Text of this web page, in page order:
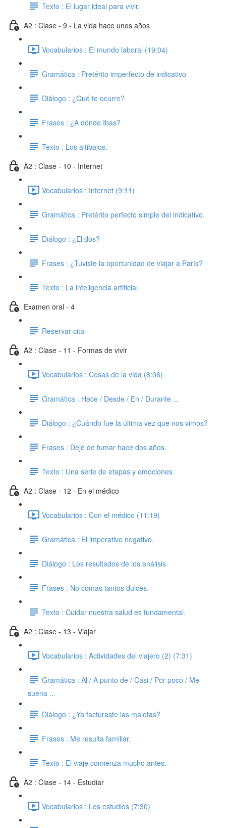
Texto : El lugar ideal para vivir.
A2 : Clase - 9 - La vida hace unos años
Vocabularios : El mundo laboral (19:04)
Gramática : Pretérito imperfecto de indicativo
Diálogo : ¿Qué te ocurre?
Frases : ¿A dónde Ibas?
Texto : Los altibajos.
A2 : Clase - 10 - Internet
Vocabularios : Internet (9:11)
Gramática : Pretérito perfecto simple del indicativo.
Diálogo : ¿El dos?
Frases : ¿Tuviste la oportunidad de viajar a París?
Texto : La inteligencia artificial.
Examen oral - 4
Reservar cita
A2 : Clase - 11 - Formas de vivir
Vocabularios : Cosas de la vida (8:06)
Gramática : Hace / Desde / En / Durante ...
Diálogo : ¿Cuándo fue la última vez que nos vimos?
Frases : Dejé de fumar hace dos años.
Texto : Una serie de etapas y emociones.
A2 : Clase - 12 - En el médico
Vocabularios : Con el médico (11:19)
Gramática : El imperativo negativo.
Diálogo : Los resultados de los análisis.
Frases : No comas tantos dulces.
Texto : Cuidar nuestra salud es fundamental.
A2 : Clase - 13 - Viajar
Vocabularios : Actividades del viajero (2) (7:31)
Gramática : Al / A punto de / Casi / Por poco / Me
suena ...
Diálogo : ¿Ya facturaste las maletas?
Frases : Me resulta familiar.
Texto : El viaje comienza mucho antes.
A2 : Clase - 14 - Estudiar
Vocabularios : Los estudios (7:30)